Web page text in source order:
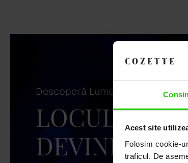
Acest site
Folosim cookie-
traficul. De
Descoperă Lumea COZETTE,
LOCUL
DEVINE